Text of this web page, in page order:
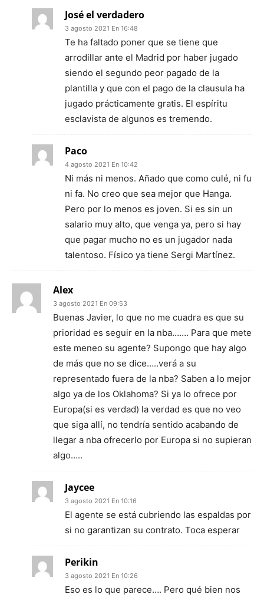
José el verdadero
3 agosto 2021 En 16:48
Te ha faltado poner que se tiene que
arrodillar ante el Madrid por haber jugado
siendo el segundo peor pagado de la
plantilla y que con el pago de la clausula ha
jugado prácticamente gratis. El espíritu
esclavista de algunos es tremendo.
Paco
4 agosto 2021 En 10:42
Ni más ni menos. Añado que como culé, ni fu
ni fa. No creo que sea mejor que Hanga.
Pero por lo menos es joven. Si es sin un
salario muy alto, que venga ya, pero si hay
que pagar mucho no es un jugador nada
talentoso. Físico ya tiene Sergi Martínez.
Alex
3 agosto 2021 En 09:53
Buenas Javier, lo que no me cuadra es que su
prioridad es seguir en la nba……. Para que mete
este meneo su agente? Supongo que hay algo
de más que no se dice…..verá a su
representado fuera de la nba? Saben a lo mejor
algo ya de los Oklahoma? Si ya lo ofrece por
Europa(si es verdad) la verdad es que no veo
que siga allí, no tendría sentido acabando de
llegar a nba ofrecerlo por Europa si no supieran
algo…..
Jaycee
3 agosto 2021 En 10:16
El agente se está cubriendo las espaldas por
si no garantizan su contrato. Toca esperar
Perikin
3 agosto 2021 En 10:26
Eso es lo que parece…. Pero qué bien nos